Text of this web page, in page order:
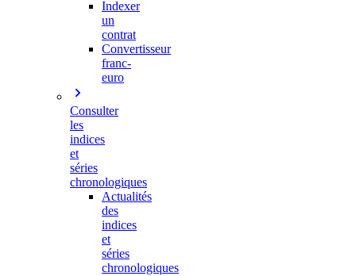
Indexer
un
contrat
Convertisseur
franc-
euro
Consulter
les
indices
et
séries
chronologiques
Actualités
des
indices
et
séries
chronologiques